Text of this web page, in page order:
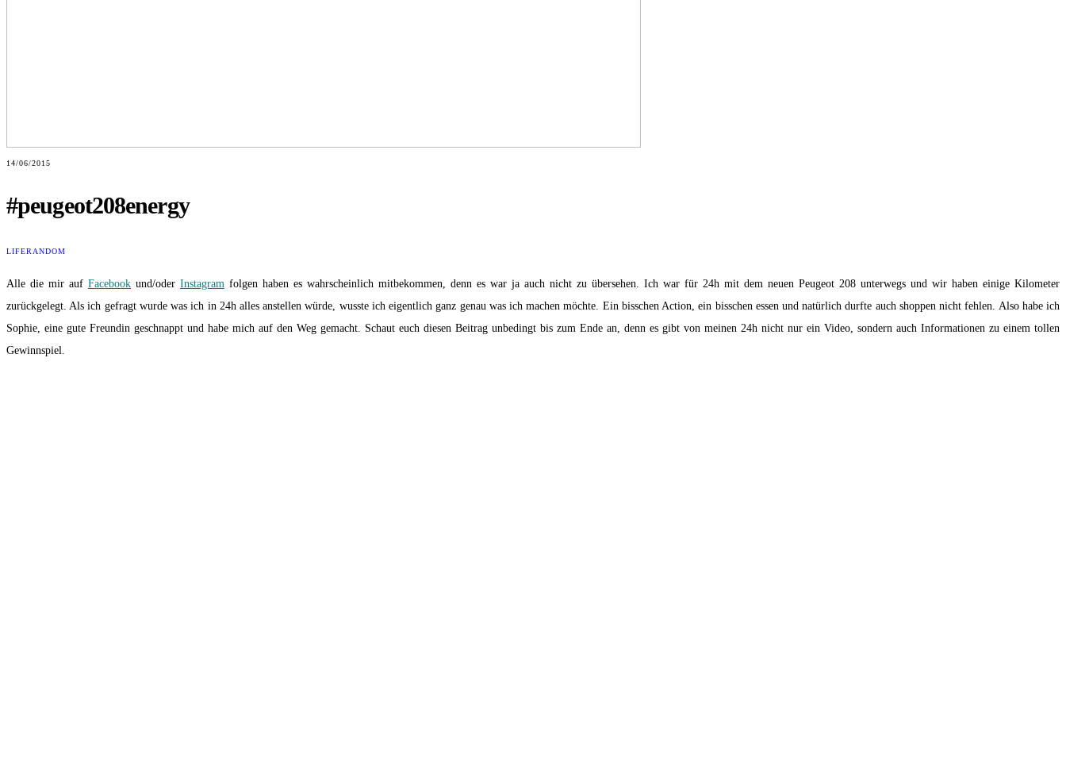
14/06/2015
#peugeot208energy
LIFERANDOM
Alle die mir auf Facebook und/oder Instagram folgen haben es wahrscheinlich mitbekommen, denn es war ja auch nicht zu übersehen. Ich war für 24h mit dem neuen Peugeot 208 unterwegs und wir haben einige Kilometer
zurückgelegt. Als ich gefragt wurde was ich in 24h alles anstellen würde, wusste ich eigentlich ganz genau was ich machen möchte. Ein bisschen Action, ein bisschen essen und natürlich durfte auch shoppen nicht fehlen. Also habe ich
Sophie, eine gute Freundin geschnappt und habe mich auf den Weg gemacht. Schaut euch diesen Beitrag unbedingt bis zum Ende an, denn es gibt von meinen 24h nicht nur ein Video, sondern auch Informationen zu einem tollen
Gewinnspiel.